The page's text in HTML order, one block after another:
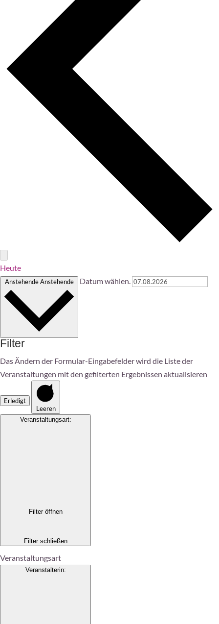
Heute
AnstehendeAnstehende Datum wählen.
Filter
Das Ändern der Formular-Eingabefelder wird die Liste der
Veranstaltungen mit den gefilterten Ergebnissen aktualisieren
Erledigt
Leeren
Veranstaltungsart:
Filter öffnen
Filter schließen
Veranstaltungsart
Veranstalterin: